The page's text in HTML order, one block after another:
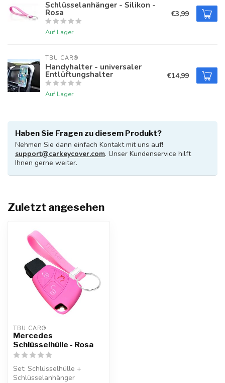
Schlüsselanhänger - Silikon -
Rosa
Auf Lager
€3,99
TBU CAR®
Handyhalter - universaler
Entlüftungshalter
Auf Lager
€14,99
Haben Sie Fragen zu diesem Produkt?
Nehmen Sie dann einfach Kontakt mit uns auf!
support@carkeycover.com. Unser Kundenservice hilft
Ihnen gerne weiter.
Zuletzt angesehen
TBU CAR®
Mercedes
Schlüsselhülle - Rosa
Set: Schlüsselhülle +
Schlüsselanhänger